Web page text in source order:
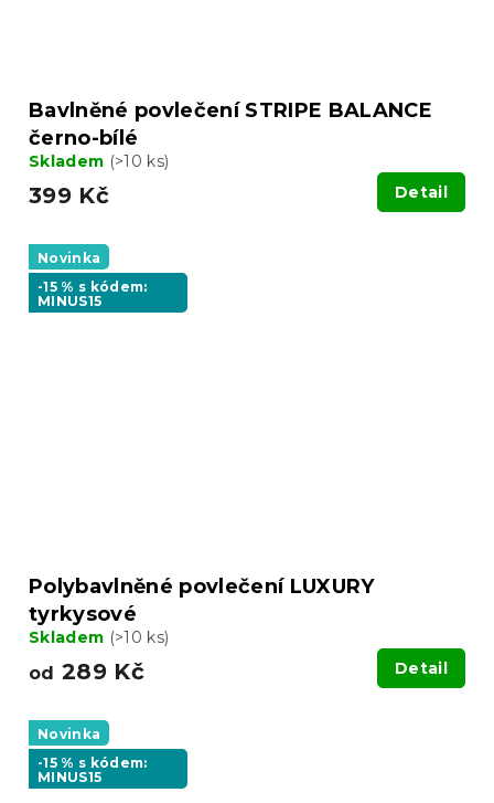
Bavlněné povlečení STRIPE BALANCE
černo-bílé
Skladem (>10 ks)
399 Kč Detail
Novinka
-15 % s kódem:
MINUS15
Polybavlněné povlečení LUXURY
tyrkysové
Skladem (>10 ks)
od 289 Kč Detail
Novinka
-15 % s kódem:
MINUS15